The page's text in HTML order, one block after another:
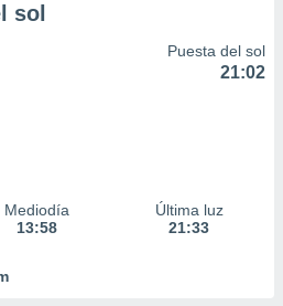
sol
Puesta del sol
21:02
Mediodía
13:58
Última luz
21:33